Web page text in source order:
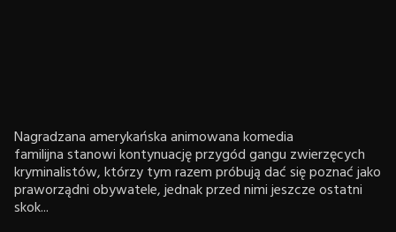
Nagradzana amerykańska animowana komedia
familijna stanowi kontynuację przygód gangu zwierzęcych
kryminalistów, którzy tym razem próbują dać się poznać jako
praworządni obywatele, jednak przed nimi jeszcze ostatni
skok...